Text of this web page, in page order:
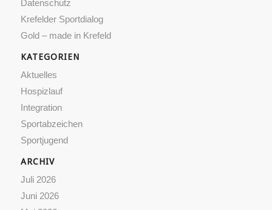
Datenschutz
Krefelder Sportdialog
Gold – made in Krefeld
KATEGORIEN
Aktuelles
Hospizlauf
Integration
Sportabzeichen
Sportjugend
ARCHIV
Juli 2026
Juni 2026